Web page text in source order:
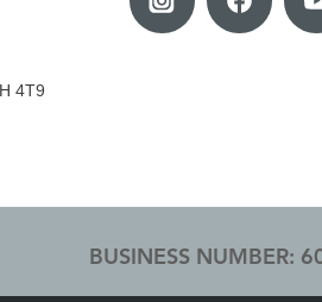
4T9
BUSINESS NUMBER: